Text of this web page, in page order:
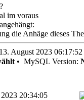
im voraus
die Anhäge dieses
August 2023 06:17:52
• MySQL Version:
20:34:05